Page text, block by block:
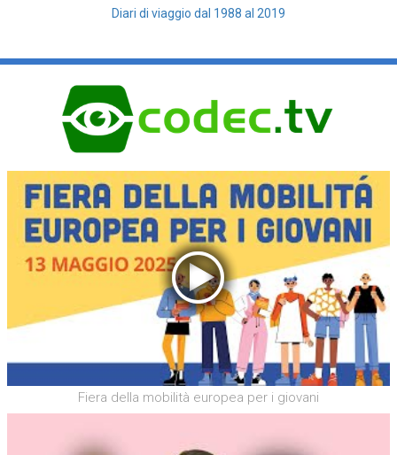
Diari di viaggio dal 1988 al 2019
Fiera della mobilità europea per i giovani